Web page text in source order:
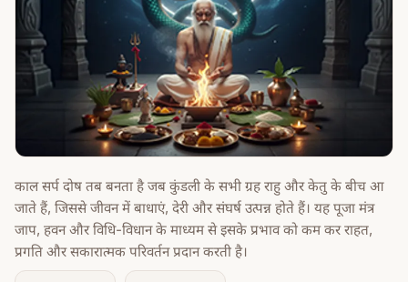
काल सर्प दोष तब बनता है जब कुंडली के सभी ग्रह राहु और केतु के बीच आ
जाते हैं, जिससे जीवन में बाधाएं, देरी और संघर्ष उत्पन्न होते हैं। यह पूजा मंत्र
जाप, हवन और विधि-विधान के माध्यम से इसके प्रभाव को कम कर राहत,
प्रगति और सकारात्मक परिवर्तन प्रदान करती है।